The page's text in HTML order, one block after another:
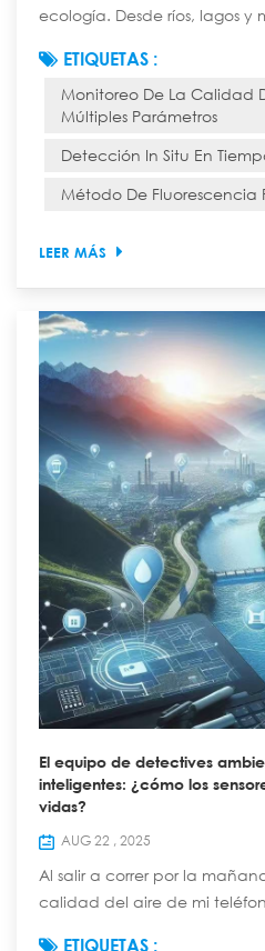
ecología. Desde ríos, lagos y
está directamente
ecológica, la salud de las
económico y social
monitorear la calidad del
ETIQUETAS :
Monitoreo De La Calidad
Múltiples Parámetros
Detección In Situ En
Método De Fluorescencia
LEER MÁS
El equipo de detectives
inteligentes: ¿cómo los
vidas?
AUG 22 , 2025
Al salir a correr por la
calidad del aire de mi
ETIQUETAS :